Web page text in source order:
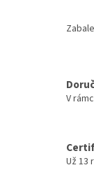
V
Už 13